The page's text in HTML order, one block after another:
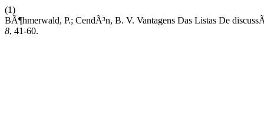
(1)
BÃ¶hmerwald, P.; CendÃ³n, B. V. Vantagens Das Listas De
8, 41-60.